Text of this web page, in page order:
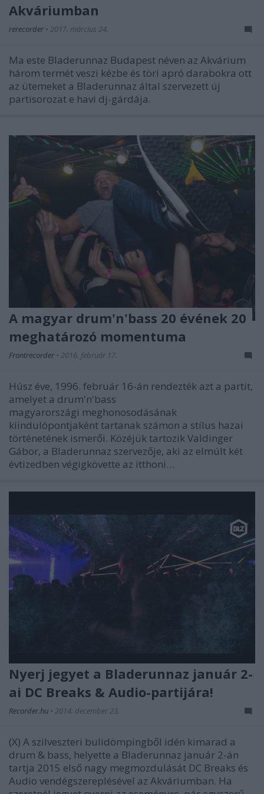
Akváriumban
rerecorder • 2017. március 24.
Ma este Bladerunnaz Budapest néven az Akvárium
három termét veszi kézbe és töri apró darabokra ott
az ütemeket a Bladerunnaz által szervezett új
partisorozat e havi dj-gárdája.
A magyar drum'n'bass 20 évének 20
meghatározó momentuma
Frontrecorder • 2016. február 17.
Húsz éve, 1996. február 16-án rendezték azt a partit,
amelyet a drum'n'bass
magyarországi meghonosodásának
kiindulópontjaként tartanak számon a stílus hazai
történetének ismerői. Közéjük tartozik Valdinger
Gábor, a Bladerunnaz szervezője, aki az elmúlt két
évtizedben végigkövette az itthoni…
Nyerj jegyet a Bladerunnaz január 2-
ai DC Breaks & Audio-partijára!
Recorder.hu • 2014. december 23.
(X) A szilveszteri bulidömpingből idén kimarad a
drum & bass, helyette a Bladerunnaz január 2-án
tartja 2015 első nagy megmozdulását DC Breaks és
Audio vendégszereplésével az Akváriumban. Ha